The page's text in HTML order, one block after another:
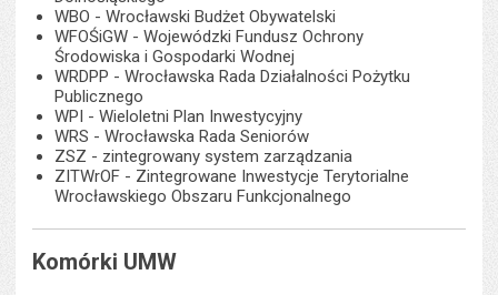
WBO - Wrocławski Budżet Obywatelski
WFOŚiGW - Wojewódzki Fundusz Ochrony
Środowiska i Gospodarki Wodnej
WRDPP - Wrocławska Rada Działalności Pożytku
Publicznego
WPI - Wieloletni Plan Inwestycyjny
WRS - Wrocławska Rada Seniorów
ZSZ - zintegrowany system zarządzania
ZITWrOF - Zintegrowane Inwestycje Terytorialne
Wrocławskiego Obszaru Funkcjonalnego
Komórki UMW